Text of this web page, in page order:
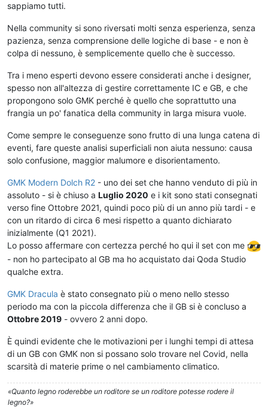
sappiamo tutti.
Nella community si sono riversati molti senza esperienza, senza
pazienza, senza comprensione delle logiche di base - e non è
colpa di nessuno, è semplicemente quello che è successo.
Tra i meno esperti devono essere considerati anche i designer,
spesso non all'altezza di gestire correttamente IC e GB, e che
propongono solo GMK perché è quello che soprattutto una
frangia un po' fanatica della community in larga misura vuole.
Come sempre le conseguenze sono frutto di una lunga catena di
eventi, fare queste analisi superficiali non aiuta nessuno: causa
solo confusione, maggior malumore e disorientamento.
GMK Modern Dolch R2 - uno dei set che hanno venduto di più in
assoluto - si è chiuso a Luglio 2020 e i kit sono stati consegnati
verso fine Ottobre 2021, quindi poco più di un anno più tardi - e
con un ritardo di circa 6 mesi rispetto a quanto dichiarato
inizialmente (Q1 2021).
Lo posso affermare con certezza perché ho qui il set con me
- non ho partecipato al GB ma ho acquistato dai Qoda Studio
qualche extra.
GMK Dracula è stato consegnato più o meno nello stesso
periodo ma con la piccola differenza che il GB si è concluso a
Ottobre 2019 - ovvero 2 anni dopo.
È quindi evidente che le motivazioni per i lunghi tempi di attesa
di un GB con GMK non si possano solo trovare nel Covid, nella
scarsità di materie prime o nel cambiamento climatico.
«Quanto legno roderebbe un roditore se un roditore potesse rodere il
legno?»